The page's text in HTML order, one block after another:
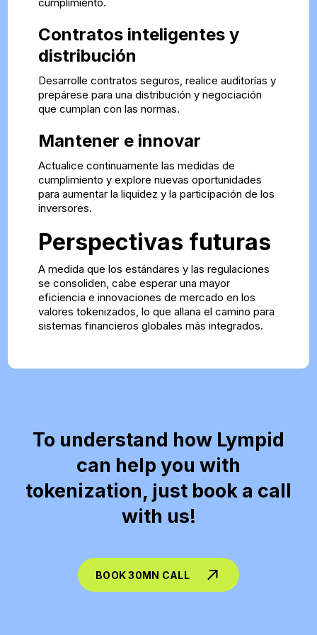
cumplimiento.
Contratos inteligentes y
distribución
Desarrolle contratos seguros, realice auditorías y
prepárese para una distribución y negociación
que cumplan con las normas.
Mantener e innovar
Actualice continuamente las medidas de
cumplimiento y explore nuevas oportunidades
para aumentar la liquidez y la participación de los
inversores.
Perspectivas futuras
A medida que los estándares y las regulaciones
se consoliden, cabe esperar una mayor
eficiencia e innovaciones de mercado en los
valores tokenizados, lo que allana el camino para
sistemas financieros globales más integrados.
To understand how Lympid
can help you with
tokenization, just book a call
with us!
BOOK 30MN CALL